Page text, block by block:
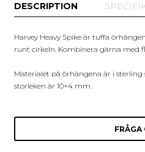
DESCRIPTION
Harvey Heavy Spike är tuffa
runt cirkeln. Kombinera gärna med
Materialet på örhängena är i sterling
storleken är 10×4 mm.
FRÅGA